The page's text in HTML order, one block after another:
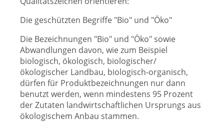
Die geschützten Begriffe "Bio" und "Öko"
Die Bezeichnungen "Bio" und "Öko" sowie
Abwandlungen davon, wie zum Beispiel
biologisch, ökologisch, biologischer/
ökologischer Landbau, biologisch-organisch,
dürfen für Produktbezeichnungen nur dann
benutzt werden, wenn mindestens 95 Prozent
der Zutaten landwirtschaftlichen Ursprungs aus
ökologischem Anbau stammen.